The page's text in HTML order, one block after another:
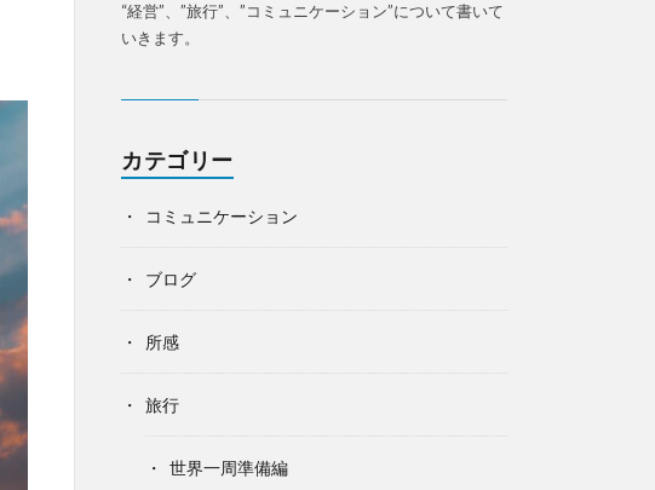
“経営”、”旅行”、”コミュニケーション”について書いて
いきます。
カテゴリー
コミュニケーション
ブログ
所感
旅行
世界一周準備編